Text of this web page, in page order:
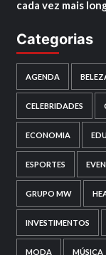
cada vez mais
Categorias
AGENDA
CELEBRIDADES
ECONOMIA
ESPORTES
GRUPO MW
INVESTIMENTOS
MODA MÚSICA